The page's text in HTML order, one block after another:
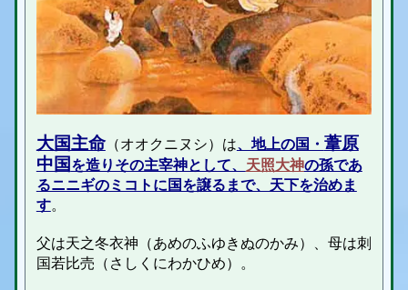
大国主命（オオクニヌシ）は、地上の国・ 葦原
中国を造りその主宰神として、 天照大神の孫であ
るニニギのミコトに国を譲るまで、天下を治めま
す。
父は天之冬衣神（あめのふゆきぬのかみ）、母は刺
国若比売（さしくにわかひめ）。